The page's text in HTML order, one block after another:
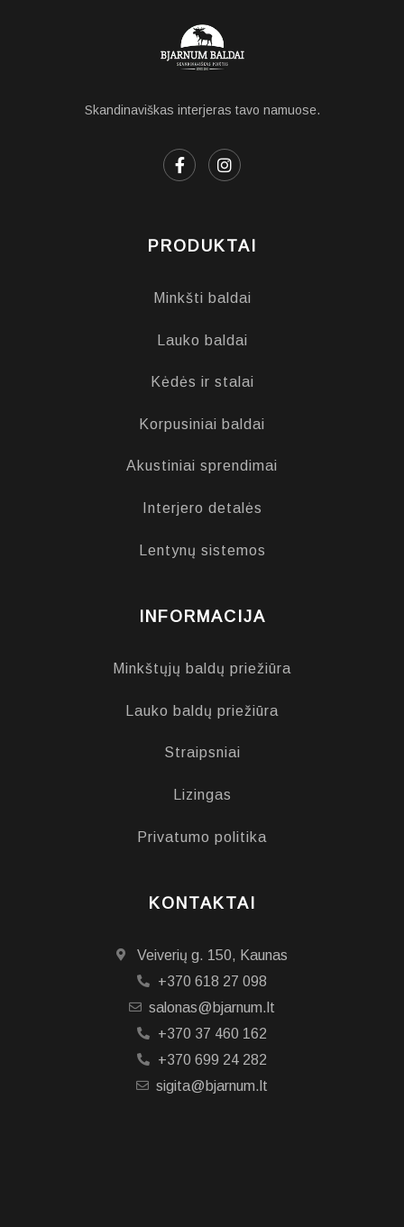
Skandinaviškas interjeras tavo namuose.
PRODUKTAI
Minkšti baldai
Lauko baldai
Kėdės ir stalai
Korpusiniai baldai
Akustiniai sprendimai
Interjero detalės
Lentynų sistemos
INFORMACIJA
Minkštųjų baldų priežiūra
Lauko baldų priežiūra
Straipsniai
Lizingas
Privatumo politika
KONTAKTAI
Veiverių g. 150, Kaunas
+370 618 27 098
salonas@bjarnum.lt
+370 37 460 162
+370 699 24 282
sigita@bjarnum.lt